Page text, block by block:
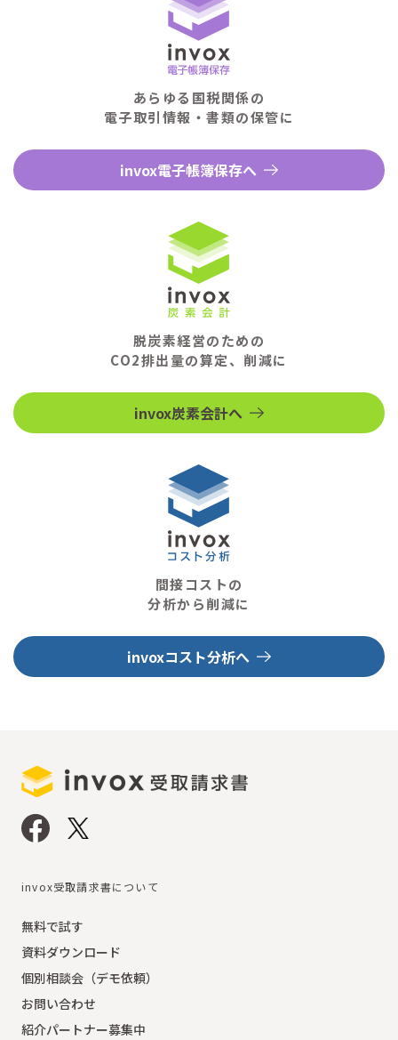
あらゆる国税関係の
電子取引情報・書類の保管に
invox電子帳簿保存へ
脱炭素経営のための
CO2排出量の算定、削減に
invox炭素会計へ
間接コストの
分析から削減に
invoxコスト分析へ
invox受取請求書について
無料で試す
資料ダウンロード
個別相談会（デモ依頼）
お問い合わせ
紹介パートナー募集中